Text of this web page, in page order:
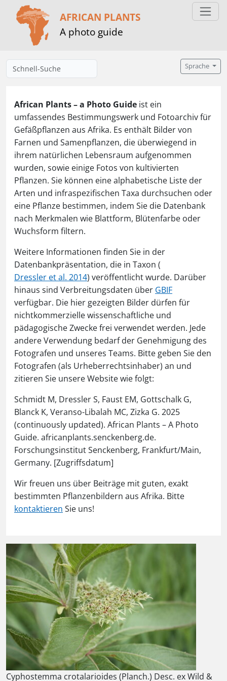
AFRICAN PLANTS
A photo guide
Sprache
African Plants – a Photo Guide ist ein
umfassendes Bestimmungswerk und Fotoarchiv für
Gefäßpflanzen aus Afrika. Es enthält Bilder von
Farnen und Samenpflanzen, die überwiegend in
ihrem natürlichen Lebensraum aufgenommen
wurden, sowie einige Fotos von kultivierten
Pflanzen. Sie können eine alphabetische Liste der
Arten und infraspezifischen Taxa durchsuchen oder
eine Pflanze bestimmen, indem Sie die Datenbank
nach Merkmalen wie Blattform, Blütenfarbe oder
Wuchsform filtern.
Weitere Informationen finden Sie in der
Datenbankpräsentation, die in Taxon (
Dressler et al. 2014) veröffentlicht wurde. Darüber
hinaus sind Verbreitungsdaten über GBIF
verfügbar. Die hier gezeigten Bilder dürfen für
nichtkommerzielle wissenschaftliche und
pädagogische Zwecke frei verwendet werden. Jede
andere Verwendung bedarf der Genehmigung des
Fotografen und unseres Teams. Bitte geben Sie den
Fotografen (als Urheberrechtsinhaber) an und
zitieren Sie unsere Website wie folgt:
Schmidt M, Dressler S, Faust EM, Gottschalk G,
Blanck K, Veranso-Libalah MC, Zizka G. 2025
(continuously updated). African Plants – A Photo
Guide. africanplants.senckenberg.de.
Forschungsinstitut Senckenberg, Frankfurt/Main,
Germany. [Zugriffsdatum]
Wir freuen uns über Beiträge mit guten, exakt
bestimmten Pflanzenbildern aus Afrika. Bitte
kontaktieren Sie uns!
Cyphostemma crotalarioides (Planch.) Desc. ex Wild &